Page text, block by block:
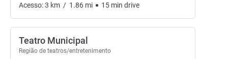
Acesso:3 km / 1.86 mi 15 min drive
Teatro Municipal
Região de teatros/entretenimento